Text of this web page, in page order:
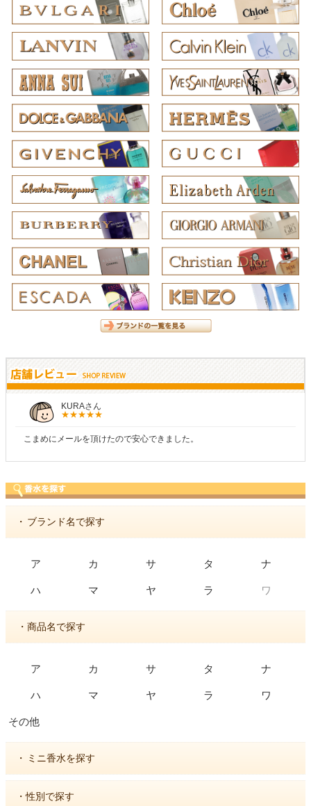
KURAさん
こまめにメールを頂けたので安心できました。
・ ブランド名で探す
ア カ サ タ ナ
ハ マ ヤ ラ ワ
・商品名で探す
ア カ サ タ ナ
ハ マ ヤ ラ ワ
その他
・ ミニ香水を探す
・性別で探す